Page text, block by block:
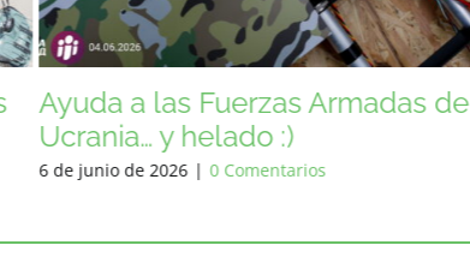
Asistencia a las Fuerzas Armadas
de Ucrania
22 de julio de 2026 | 0 Comentarios